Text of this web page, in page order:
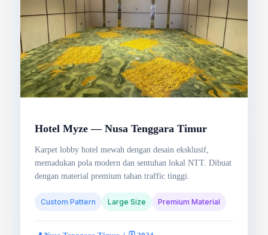
Hotel Myze — Nusa Tenggara Timur
Karpet lobby hotel mewah dengan desain eksklusif,
memadukan pola modern dan sentuhan lokal NTT. Dibuat
dengan material premium tahan traffic tinggi.
Custom Pattern Large Size Premium Material